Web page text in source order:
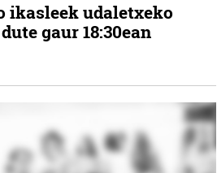
ikasleek udaletxeko
gaur 18:30ean